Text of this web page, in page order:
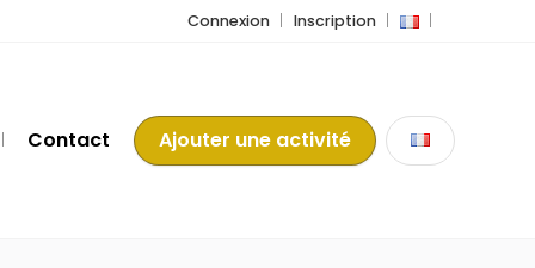
Connexion Inscription
Contact Ajouter une activité